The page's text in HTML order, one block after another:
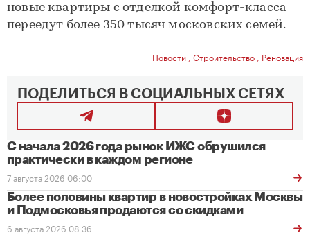
новые квартиры с отделкой комфорт-класса
переедут более 350 тысяч московских семей.
Новости Строительство Реновация
ПОДЕЛИТЬСЯ В СОЦИАЛЬНЫХ СЕТЯХ
С начала 2026 года рынок ИЖС обрушился
практически в каждом регионе
7 августа 2026 06:00
Более половины квартир в новостройках Москвы
и Подмосковья продаются со скидками
6 августа 2026 08:36